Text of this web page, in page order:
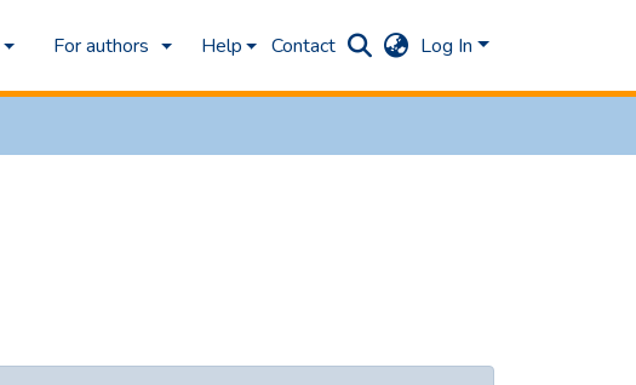
For authors Help Contact Log In